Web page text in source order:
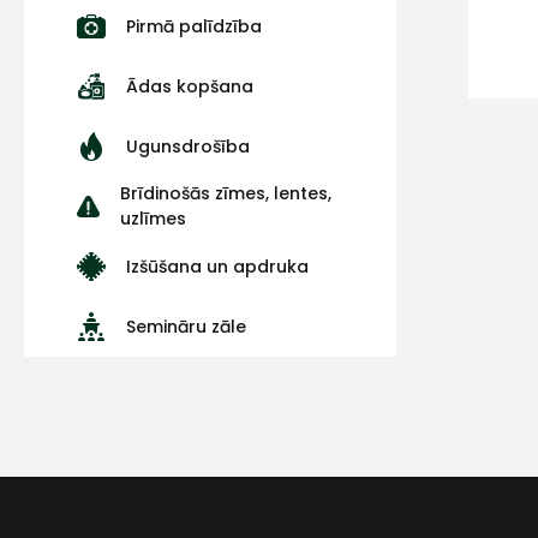
Pirmā palīdzība
Ādas kopšana
Ugunsdrošība
Brīdinošās zīmes, lentes,
uzlīmes
Izšūšana un apdruka
Semināru zāle